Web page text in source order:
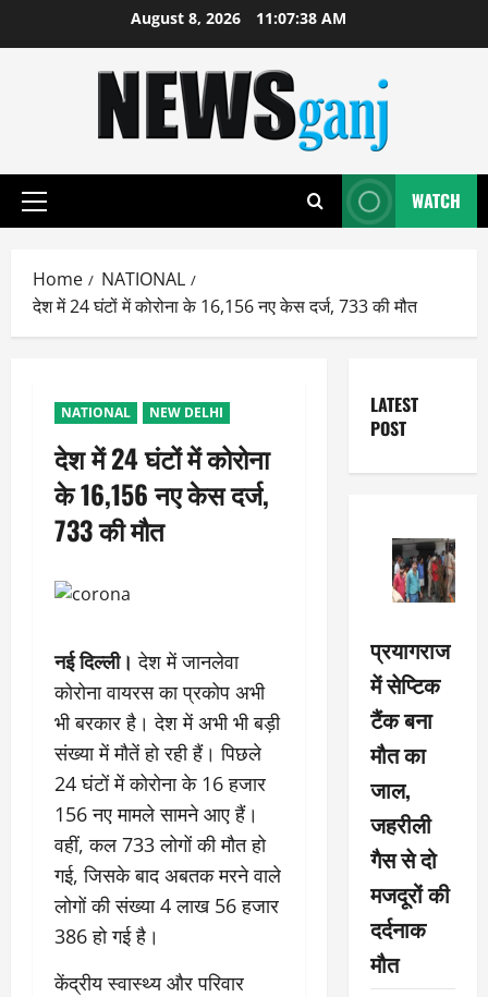
August 8, 2026 11:07:38 AM
Primary
WATCH
Home
NATIONAL
देश में 24 घंटों में कोरोना के 16,156 नए केस दर्ज, 733 की मौत
NATIONAL NEW DELHI
देश में 24 घंटों में कोरोना
के 16,156 नए केस दर्ज,
733 की मौत
नई दिल्ली। देश में जानलेवा
कोरोना वायरस का प्रकोप अभी
भी बरकार है। देश में अभी भी बड़ी
संख्या में मौतें हो रही हैं। पिछले
24 घंटों में कोरोना के 16 हजार
156 नए मामले सामने आए हैं।
वहीं, कल 733 लोगों की मौत हो
गई, जिसके बाद अबतक मरने वाले
लोगों की संख्या 4 लाख 56 हजार
386 हो गई है।
केंद्रीय स्वास्थ्य और परिवार
LATEST
POST
प्रयागराज
में सेप्टिक
टैंक बना
मौत का
जाल,
जहरीली
गैस से दो
मजदूरों की
दर्दनाक
मौत